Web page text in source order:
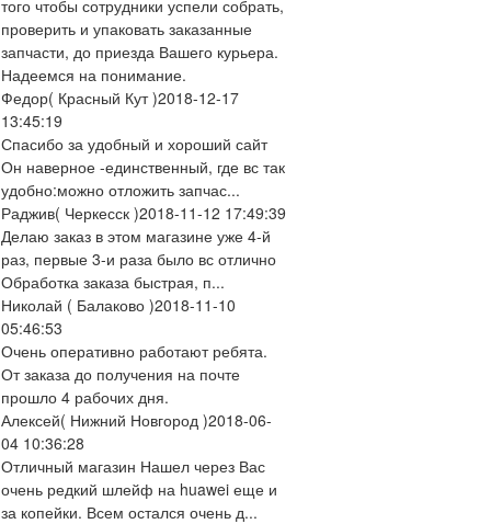
того чтобы сотрудники успели собрать,
проверить и упаковать заказанные
запчасти, до приезда Вашего курьера.
Надеемся на понимание.
Федор( Красный Кут )2018-12-17
13:45:19
Спасибо за удобный и хороший сайт
Он наверное -единственный, где вс так
удобно:можно отложить запчас...
Раджив( Черкесск )2018-11-12 17:49:39
Делаю заказ в этом магазине уже 4-й
раз, первые 3-и раза было вс отлично
Обработка заказа быстрая, п...
Николай ( Балаково )2018-11-10
05:46:53
Очень оперативно работают ребята.
От заказа до получения на почте
прошло 4 рабочих дня.
Алексей( Нижний Новгород )2018-06-
04 10:36:28
Отличный магазин Нашел через Вас
очень редкий шлейф на huawei еще и
за копейки. Всем остался очень д...